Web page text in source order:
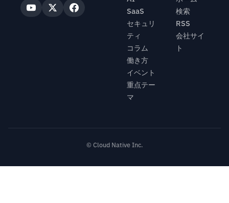
SaaS
セキュリ
ティ
コラム
働き方
イベント
重点テー
マ
検索
RSS
会社サイ
ト
© Cloud Native Inc.